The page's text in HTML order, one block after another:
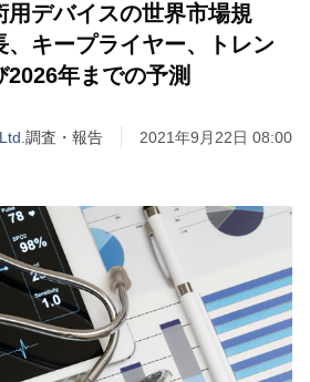
用デバイスの世界市場規
、キープライヤー、トレン
2026年までの予測
調査・報告 2021年9月22日 08:00